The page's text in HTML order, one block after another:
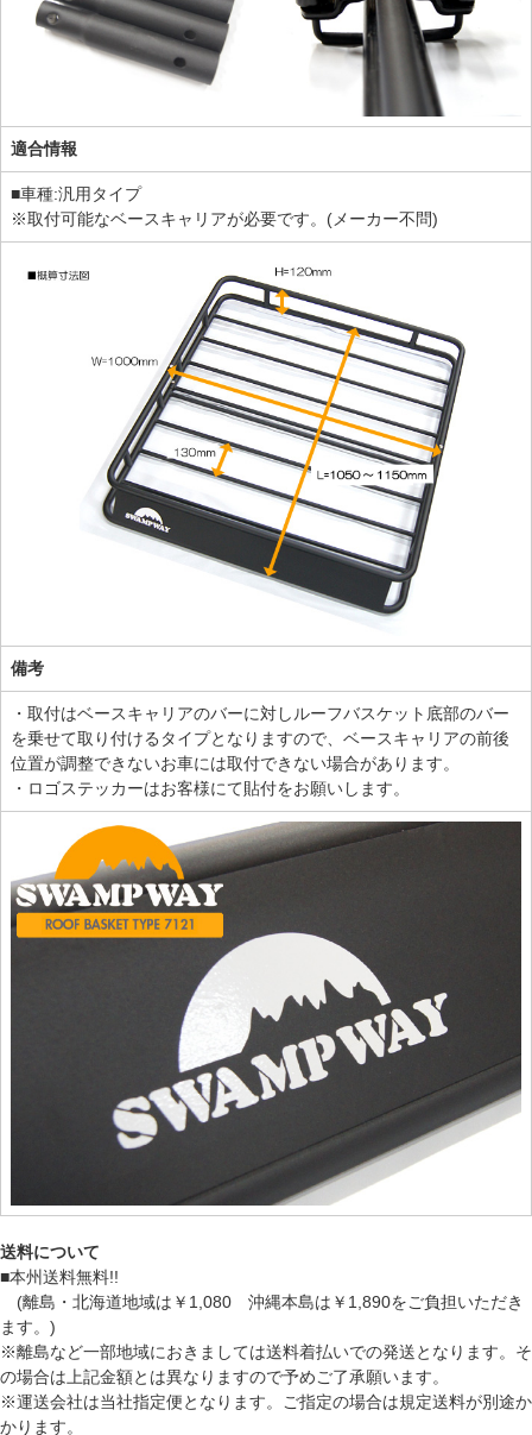
適合情報
■車種:汎用タイプ
※取付可能なベースキャリアが必要です。(メーカー不問)
備考
・取付はベースキャリアのバーに対しルーフバスケット底部のバー
を乗せて取り付けるタイプとなりますので、ベースキャリアの前後
位置が調整できないお車には取付できない場合があります。
・ロゴステッカーはお客様にて貼付をお願いします。
送料について
■本州送料無料!!
(離島・北海道地域は￥1,080 沖縄本島は￥1,890をご負担いただき
ます。)
※離島など一部地域におきましては送料着払いでの発送となります。そ
の場合は上記金額とは異なりますので予めご了承願います。
※運送会社は当社指定便となります。ご指定の場合は規定送料が別途か
かります。